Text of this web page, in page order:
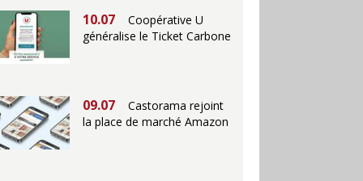
10.07
Coopérative U
généralise le Ticket Carbone
09.07
Castorama rejoint
la place de marché Amazon